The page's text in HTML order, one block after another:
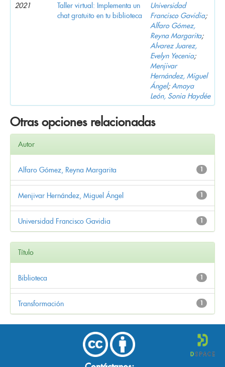
2021
Taller virtual: Implementa un
chat gratuito en tu biblioteca
Universidad
Francisco Gavidia;
Alfaro Gómez,
Reyna Margarita;
Alvarez Juarez,
Evelyn Yecenia;
Menjivar
Hernández, Miguel
Ángel; Amaya
León, Sonia Haydée
Otras opciones relacionadas
Autor
1
Alfaro Gómez, Reyna Margarita
1
Menjivar Hernández, Miguel Ángel
1
Universidad Francisco Gavidia
Título
1
Biblioteca
1
Transformación